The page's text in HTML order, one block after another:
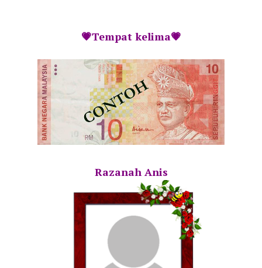
💗Tempat kelima💗
Razanah Anis